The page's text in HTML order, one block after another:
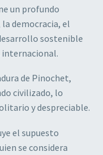
un profundo
democracia, el
sostenible
internacional.
de Pinochet,
civilizado, lo
y despreciable.
el supuesto
se considera